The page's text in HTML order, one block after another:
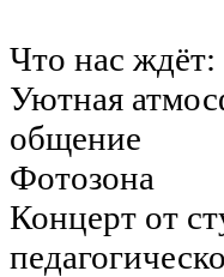
Что нас ждёт:
Уютная
общение
Фотозона
Концерт от